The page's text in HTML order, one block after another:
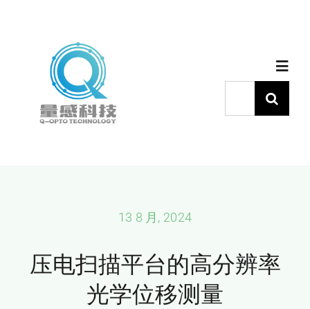
应用中心
索：
13 8 月, 2024
压电扫描平台的高分辨率
光学位移测量